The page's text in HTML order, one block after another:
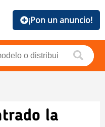
¡Pon un anuncio!
la